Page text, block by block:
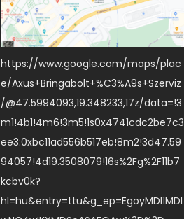
https://www.google.com/maps/plac
e/Axus+Bringabolt+%C3%A9s+Szerviz
/@47.5994093,19.348233,17z/data=!3
m1!4b1!4m6!3m5!1s0x4741cdc2be7c3
ee3:0xbc11ad556b517eb!8m2!3d47.59
94057!4d19.3508079!16s%2Fg%2F11b7
kcbv0k?
hl=hu&entry=ttu&g_ep=EgoyMDI1MDI